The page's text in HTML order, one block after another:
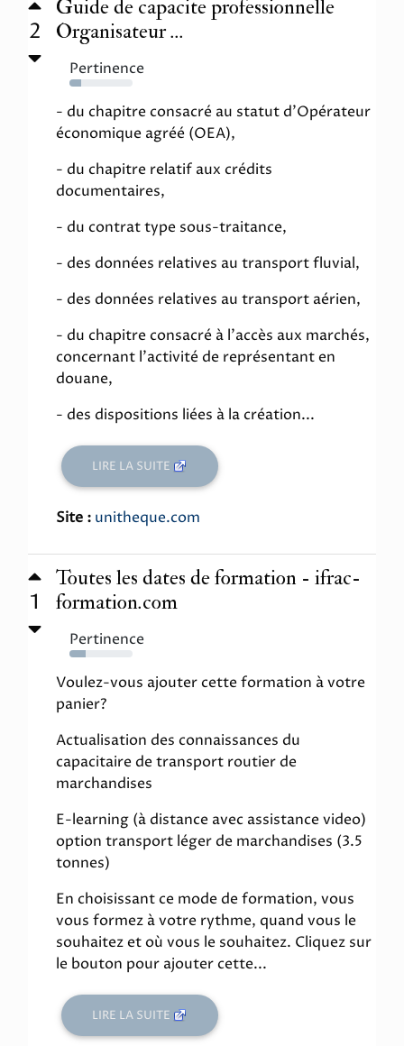
2
Guide de capacite professionnelle
Organisateur ...
Pertinence
18%
- du chapitre consacré au statut d'Opérateur
économique agréé (OEA),
- du chapitre relatif aux crédits
documentaires,
- du contrat type sous-traitance,
- des données relatives au transport fluvial,
- des données relatives au transport aérien,
- du chapitre consacré à l'accès aux marchés,
concernant l'activité de représentant en
douane,
- des dispositions liées à la création...
LIRE LA SUITE
Site : unitheque.com
1
Toutes les dates de formation - ifrac-
formation.com
Pertinence
25%
Voulez-vous ajouter cette formation à votre
panier?
Actualisation des connaissances du
capacitaire de transport routier de
marchandises
E-learning (à distance avec assistance video)
option transport léger de marchandises (3.5
tonnes)
En choisissant ce mode de formation, vous
vous formez à votre rythme, quand vous le
souhaitez et où vous le souhaitez. Cliquez sur
le bouton pour ajouter cette...
LIRE LA SUITE